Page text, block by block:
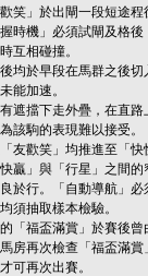
笑」於出閘一段短途
時機」必須試閘及格後
互相碰撞。
均於早段在馬群之後切
能加速。
遮擋下走外疊，在直
該駒的表現難以接受
友歡笑」均推進至「快
贏」與「行星」之間
於行。「自動導航」必
須抽取樣本檢驗。
「福盃滿賞」於賽後
房再次檢查「福盃滿
可再次出賽。